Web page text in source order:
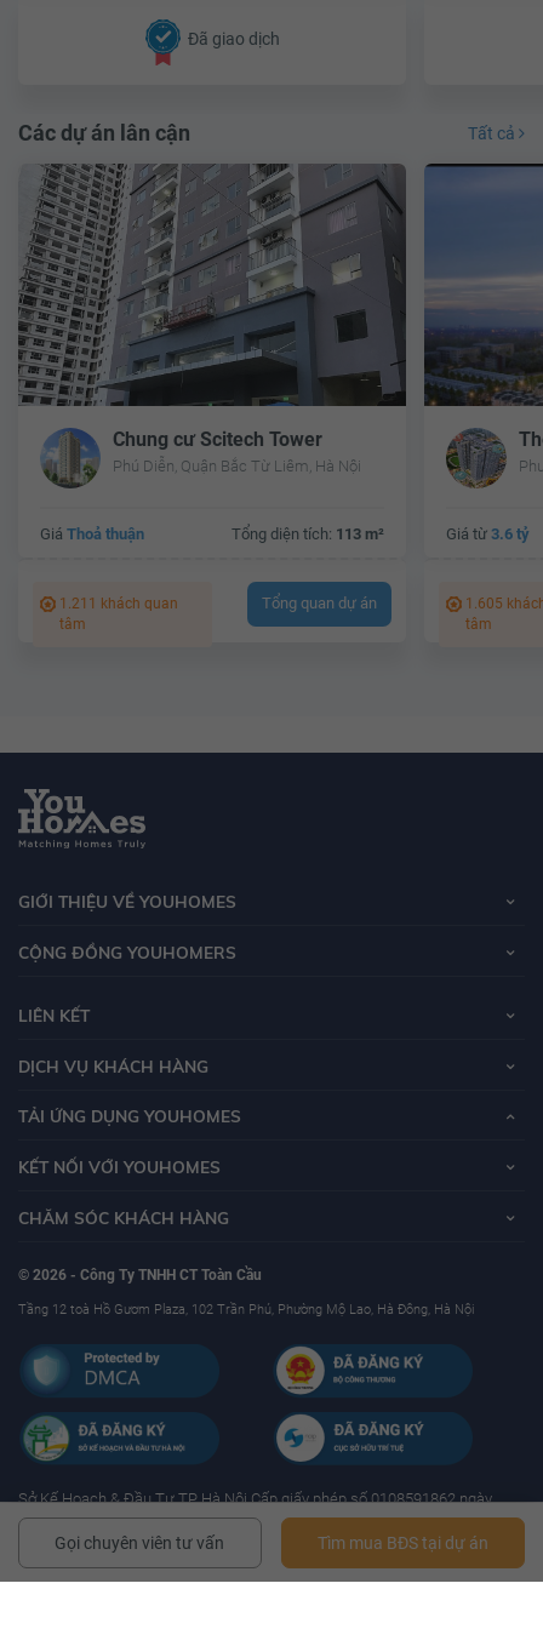
Đã giao dịch
Các dự án lân cận Tất cả
Chung cư Scitech Tower
Phú Diễn, Quận Bắc Từ Liêm, Hà Nội
Giá Thoả thuận Tổng diện tích: 113 m²
1.211 khách quan
tâm
Tổng quan dự án
Giá từ 3.6 tỷ
1.605
tâm
Gọi chuyên viên tư vấn Tìm mua BĐS tại dự án
GIỚI THIỆU VỀ YOUHOMES
CỘNG ĐỒNG YOUHOMERS
LIÊN KẾT
DỊCH VỤ KHÁCH HÀNG
TẢI ỨNG DỤNG YOUHOMES
KẾT NỐI VỚI YOUHOMES
CHĂM SÓC KHÁCH HÀNG
© 2026 - Công Ty TNHH CT Toàn Cầu
Tầng 12 toà Hồ Gươm Plaza, 102 Trần Phú, Phường Mộ Lao, Hà Đông, Hà Nội
Sở Kế Hoạch & Ðầu Tư TP Hà Nội Cấp giấy phép số 0108591862 ngày
17/01/2019 - Mã số thuế: 0108591862